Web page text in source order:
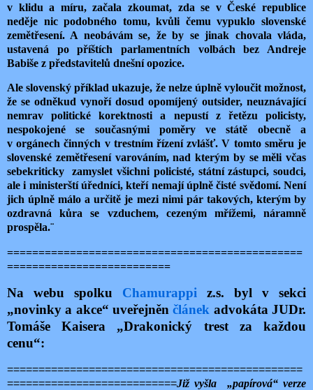
v klidu a míru, začala zkoumat, zda se v České republice
neděje nic podobného tomu, kvůli čemu vypuklo slovenské
zemětřesení. A neobávám se, že by se jinak chovala vláda,
ustavená po příštích parlamentních volbách bez Andreje
Babiše z představitelů dnešní opozice.
Ale slovenský příklad ukazuje, že nelze úplně vyloučit možnost,
že se odněkud vynoří dosud opomíjený outsider, neuznávající
nemrav politické korektnosti a nepustí z řetězu policisty,
nespokojené se současnými poměry ve státě obecně a
v orgánech činných v trestním řízení zvlášť. V tomto směru je
slovenské zemětřesení varováním, nad kterým by se měli včas
sebekriticky zamyslet všichni policisté, státní zástupci, soudci,
ale i ministerští úředníci, kteří nemají úplně čisté svědomí. Není
jich úplně málo a určitě je mezi nimi pár takových, kterým by
ozdravná kůra se vzduchem, cezeným mřížemi, náramně
prospěla.¨
===============================================
==========================
Na webu spolku Chamurappi z.s. byl v sekci
„novinky a akce“ uveřejněnčlánek advokáta JUDr.
Tomáše Kaisera „Drakonický trest za každou
cenu“:
===============================================
===========================Již vyšla „papírová“ verze